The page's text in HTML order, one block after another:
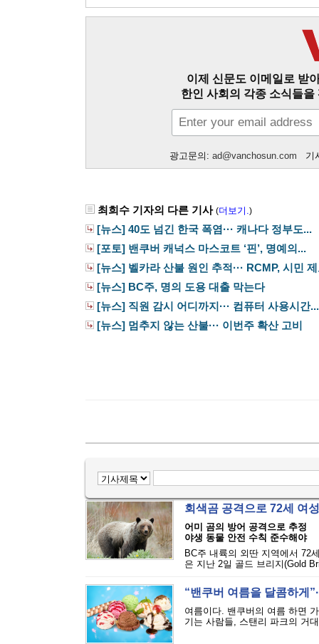
이제 신문도 이메일로 받
한인 사회의 각종 소식들
광고문의: ad@vanchosun.com 기
최희수 기자의 다른 기사 (더보기.)
[뉴스] 40도 넘긴 한국 폭염··· 캐나다 정부도...
[포토] 밴쿠버 캐넉스 마스코트 ‘핀’, 명예의...
[뉴스] 벨카라 산불 원인 추적··· RCMP, 시민
[뉴스] BC주, 명의 도용 대출 막는다
[뉴스] 직원 감시 어디까지··· 컴퓨터 사용시간...
[뉴스] 멈추지 않는 산불··· 이번주 확산 고비
회색곰 공격으로 72세 여
어미 곰의 방어 공격으로 추정
야생 동물 안전 수칙 준수해야
BC주 내륙의 외딴 지역에서 72
은 지난 2일 골드 브리지(Gold
“밴쿠버 여름을 달콤하게
여름이다. 밴쿠버의 여름 하면
기는 사람들, 스탠리 파크의 거